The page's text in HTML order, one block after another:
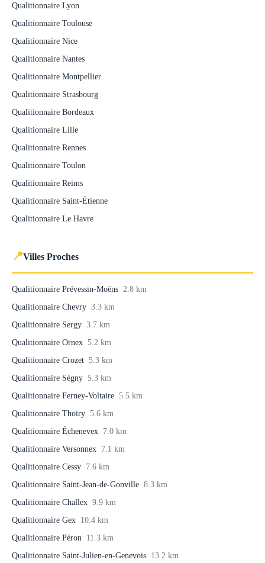
Qualitionnaire Lyon
Qualitionnaire Toulouse
Qualitionnaire Nice
Qualitionnaire Nantes
Qualitionnaire Montpellier
Qualitionnaire Strasbourg
Qualitionnaire Bordeaux
Qualitionnaire Lille
Qualitionnaire Rennes
Qualitionnaire Toulon
Qualitionnaire Reims
Qualitionnaire Saint-Étienne
Qualitionnaire Le Havre
📍Villes Proches
Qualitionnaire Prévessin-Moëns 2.8 km
Qualitionnaire Chevry 3.3 km
Qualitionnaire Sergy 3.7 km
Qualitionnaire Ornex 5.2 km
Qualitionnaire Crozet 5.3 km
Qualitionnaire Ségny 5.3 km
Qualitionnaire Ferney-Voltaire 5.5 km
Qualitionnaire Thoiry 5.6 km
Qualitionnaire Échenevex 7.0 km
Qualitionnaire Versonnex 7.1 km
Qualitionnaire Cessy 7.6 km
Qualitionnaire Saint-Jean-de-Gonville 8.3 km
Qualitionnaire Challex 9.9 km
Qualitionnaire Gex 10.4 km
Qualitionnaire Péron 11.3 km
Qualitionnaire Saint-Julien-en-Genevois 13.2 km